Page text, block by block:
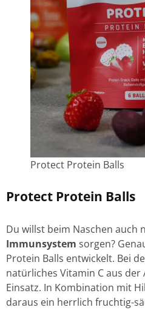
Protect Protein Balls
Protect Protein Balls
Du willst beim Naschen auch
Immunsystem sorgen?
Protein Balls entwickelt. Bei
natürliches Vitamin C aus der
Einsatz. In Kombination mit
daraus ein herrlich fruchtig-